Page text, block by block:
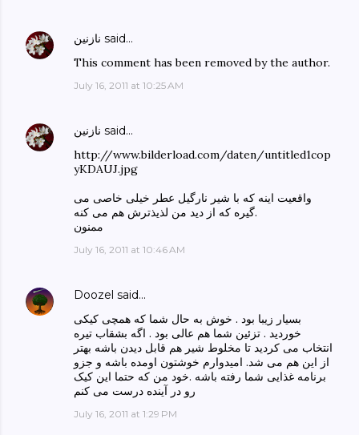
نازنین said…
This comment has been removed by the author.
July 16, 2011 at 10:25 AM
نازنین said…
http://www.bilderload.com/daten/untitled1cop
yKDAUJ.jpg
واقعیت اینه که با شیر نارگیل عطر خیلی خاصی می
گیره که از دید من لذیذترش هم می کنه.
ممنون
July 16, 2011 at 10:46 AM
Doozel said…
بسیار زیبا بود . خوش به حال شما که همچی کیکی
خوردید . تزئین شما هم عالی بود . اگه بشقاب تیره
انتخاب می کردید تا مخلوط شیر هم قابل دیدن باشه بهتر
از این هم می شد. امیدوارم خوشتون اومده باشه و جزو
برنامه غذایی شما رفته باشه .خود من که حتما این کیک
رو در آینده درست می کنم
July 16, 2011 at 1:29 PM